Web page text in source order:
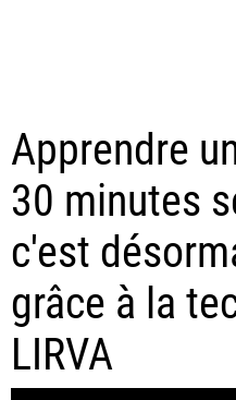
Apprendre
30 minutes
c'est
grâce à la
LIRVA